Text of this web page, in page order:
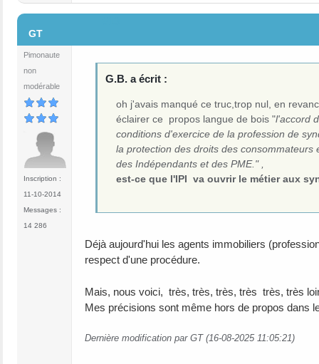
GT
Pimonaute
non
modérable
Inscription :
11-10-2014
Messages :
14 286
G.B. a écrit :
oh j'avais manqué ce truc,trop nul, en
éclairer ce propos langue de bois "l'accord
conditions d'exercice de la profession de
la protection des droits des
des Indépendants et des PME." ,
est-ce que l'IPI va ouvrir le métier aux
Déjà aujourd'hui les agents immobiliers
respect d'une procédure.
Mais, nous voici, très, très, très, très très, très
Mes précisions sont même hors de propos dans
Dernière modification par GT (16-08-2025 11:05:21)